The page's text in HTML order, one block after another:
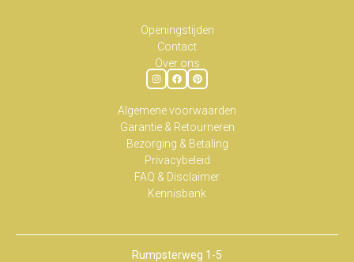
Openingstijden
Contact
Over ons
Algemene voorwaarden
Garantie & Retourneren
Bezorging & Betaling
Privacybeleid
FAQ & Disclaimer
Kennisbank
Rumpsterweg 1-5